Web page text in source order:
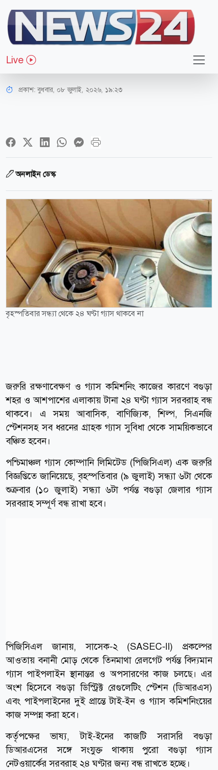
Live
সারাদেশ
বৃহস্পতিবার সন্ধ্যা থেকে ২৪ ঘণ্টা গ্যাস
থাকবে না
প্রকাশ:বুধবার, ০৮ জুলাই, ২০২৬, ১৯:২৩
অনলাইন ডেস্ক
বৃহস্পতিবার সন্ধ্যা থেকে ২৪ ঘণ্টা গ্যাস থাকবে না
জরুরি রক্ষণাবেক্ষণ ও গ্যাস কমিশনিং কাজের কারণে বগুড়া
শহর ও আশপাশের এলাকায় টানা ২৪ ঘণ্টা গ্যাস সরবরাহ বন্ধ
থাকবে। এ সময় আবাসিক, বাণিজ্যিক, শিল্প, সিএনজি
স্টেশনসহ সব ধরনের গ্রাহক গ্যাস সুবিধা থেকে সাময়িকভাবে
বঞ্চিত হবেন।
পশ্চিমাঞ্চল গ্যাস কোম্পানি লিমিটেড (পিজিসিএল) এক জরুরি
বিজ্ঞপ্তিতে জানিয়েছে, বৃহস্পতিবার (৯ জুলাই) সন্ধ্যা ৬টা থেকে
শুক্রবার (১০ জুলাই) সন্ধ্যা ৬টা পর্যন্ত বগুড়া জেলার গ্যাস
সরবরাহ সম্পূর্ণ বন্ধ রাখা হবে।
পিজিসিএল জানায়, সাসেক-২ (SASEC-II) প্রকল্পের
আওতায় বনানী মোড় থেকে তিনমাথা রেলগেট পর্যন্ত বিদ্যমান
গ্যাস পাইপলাইন স্থানান্তর ও অপসারণের কাজ চলছে। এর
অংশ হিসেবে বগুড়া ডিস্ট্রিক্ট রেগুলেটিং স্টেশন (ডিআরএস)
এবং পাইপলাইনের দুই প্রান্তে টাই-ইন ও গ্যাস কমিশনিংয়ের
কাজ সম্পন্ন করা হবে।
কর্তৃপক্ষের ভাষ্য, টাই-ইনের কাজটি সরাসরি বগুড়া
ডিআরএসের সঙ্গে সংযুক্ত থাকায় পুরো বগুড়া গ্যাস
নেটওয়ার্কের সরবরাহ ২৪ ঘণ্টার জন্য বন্ধ রাখতে হচ্ছে।